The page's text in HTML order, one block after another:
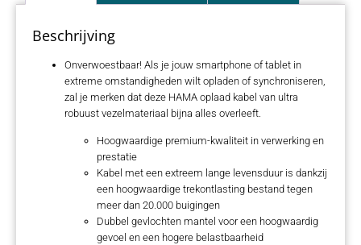
Beschrijving
Onverwoestbaar! Als je jouw smartphone of tablet in
extreme omstandigheden wilt opladen of synchroniseren,
zal je merken dat deze HAMA oplaad kabel van ultra
robuust vezelmateriaal bijna alles overleeft.
Hoogwaardige premium-kwaliteit in verwerking en
prestatie
Kabel met een extreem lange levensduur is dankzij
een hoogwaardige trekontlasting bestand tegen
meer dan 20.000 buigingen
Dubbel gevlochten mantel voor een hoogwaardig
gevoel en een hogere belastbaarheid